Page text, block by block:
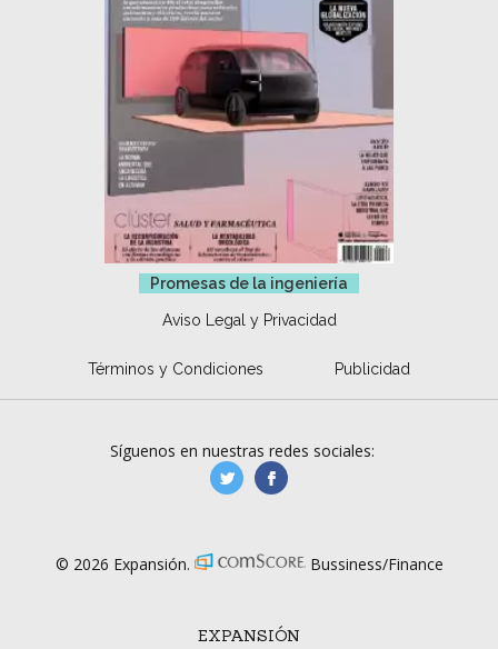
Promesas de la ingeniería
Aviso Legal y Privacidad
Términos y Condiciones Publicidad
EXPANSIÓN
Síguenos en nuestras redes sociales:
manufacturaGE
© 2026 Expansión. Bussiness/Finance